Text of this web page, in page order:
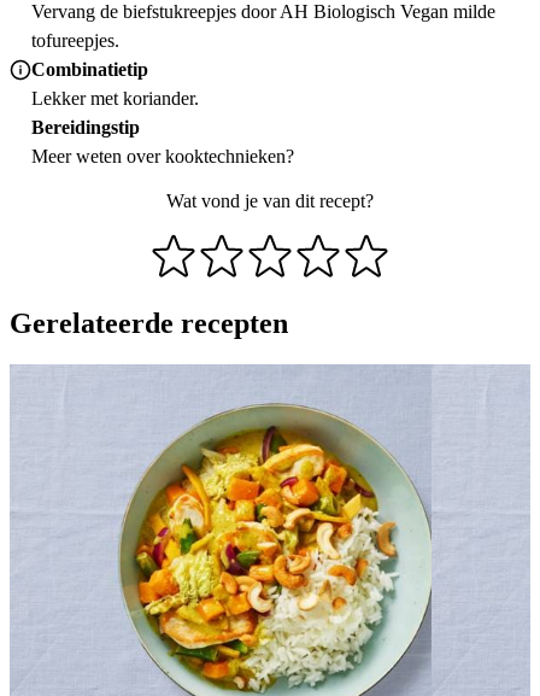
Vervang de biefstukreepjes door AH Biologisch Vegan milde
tofureepjes.
Combinatietip
Lekker met koriander.
Bereidingstip
Meer weten overkooktechnieken?
Wat vond je van dit recept?
Gerelateerde recepten